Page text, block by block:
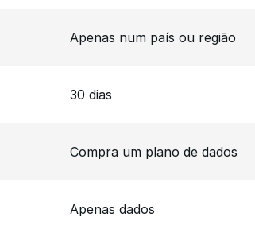
Apenas num país ou região
30 dias
Compra um plano de dados
Apenas dados